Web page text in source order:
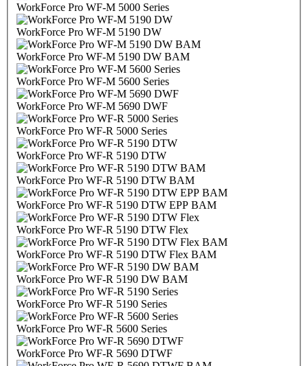
WorkForce Pro WF-M 5000 Series
WorkForce Pro WF-M 5190 DW
WorkForce Pro WF-M 5190 DW BAM
WorkForce Pro WF-M 5600 Series
WorkForce Pro WF-M 5690 DWF
WorkForce Pro WF-R 5000 Series
WorkForce Pro WF-R 5190 DTW
WorkForce Pro WF-R 5190 DTW BAM
WorkForce Pro WF-R 5190 DTW EPP BAM
WorkForce Pro WF-R 5190 DTW Flex
WorkForce Pro WF-R 5190 DTW Flex BAM
WorkForce Pro WF-R 5190 DW BAM
WorkForce Pro WF-R 5190 Series
WorkForce Pro WF-R 5600 Series
WorkForce Pro WF-R 5690 DTWF